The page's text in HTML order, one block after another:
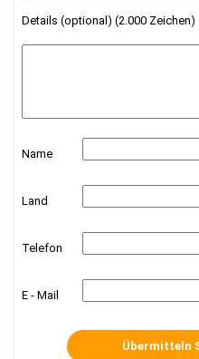
Details (optional) (2.000 Zeichen)
Name
Land
Telefon
E - Mail